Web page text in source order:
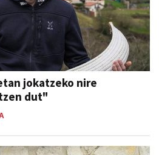
jokatzeko nire
dut"